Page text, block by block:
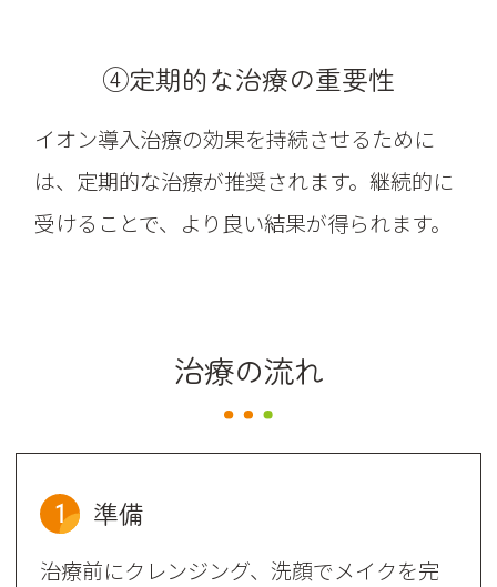
④定期的な治療の重要性
イオン導入治療の効果を持続させるために
は、定期的な治療が推奨されます。継続的に
受けることで、より良い結果が得られます。
治療の流れ
1 準備
治療前にクレンジング、洗顔でメイクを完